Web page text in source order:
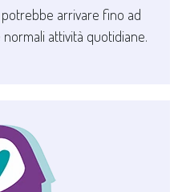
arrivare fino ad
attività quotidiane.